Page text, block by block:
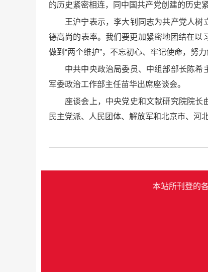
的历史紧密相连，同中国共产党创建的历史
王沪宁表示，李大钊同志为共产党人
德高尚的表率。我们要更加紧密地团结在以
做到“两个维护”，不忘初心、牢记使命，努
中共中央政治局委员、中组部部长陈希
军委政治工作部主任苗华出席座谈会。
座谈会上，中央党史和文献研究院院长
民主党派、人民团体、解放军和北京市、河
本站所刊登的